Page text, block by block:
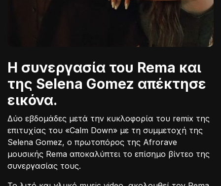
Η συνεργασία του Rema και
της Selena Gomez απέκτησε
εικόνα.
Δύο εβδομάδες μετά την κυκλοφορία του remix της
επιτυχίας του «Calm Down» με τη συμμετοχή της
Selena Gomez, ο πρωτοπόρος της Afrorave
μουσικής Rema αποκαλύπτει το επίσημο βίντεο της
συνεργασίας τους.